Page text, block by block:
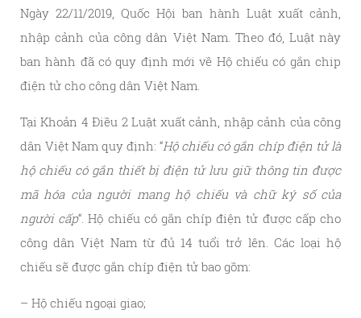
Ngày 22/11/2019, Quốc Hội ban hành Luật xuất cảnh,
nhập cảnh của công dân Việt Nam. Theo đó, Luật này
ban hành đã có quy định mới về Hộ chiếu có gắn chip
điện tử cho công dân Việt Nam.
Tại Khoản 4 Điều 2 Luật xuất cảnh, nhập cảnh của công
dân Việt Nam quy định: “Hộ chiếu có gắn chíp điện tử là
hộ chiếu có gắn thiết bị điện tử lưu giữ thông tin được
mã hóa của người mang hộ chiếu và chữ ký số của
người cấp“. Hộ chiếu có gắn chíp điện tử được cấp cho
công dân Việt Nam từ đủ 14 tuổi trở lên. Các loại hộ
chiếu sẽ được gắn chíp điện tử bao gồm:
– Hộ chiếu ngoại giao;